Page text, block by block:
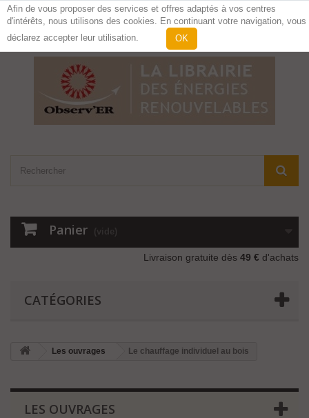
Contactez-nous
Panier (vide)
Livraison gratuite dès 49 € d'achats
CATÉGORIES
Les ouvrages Le chauffage individuel au bois
LES OUVRAGES
Afin de vous proposer des services et offres adaptés à vos centres
d'intérêts, nous utilisons des cookies. En continuant votre navigation, vous
déclarez accepter leur utilisation.
OK